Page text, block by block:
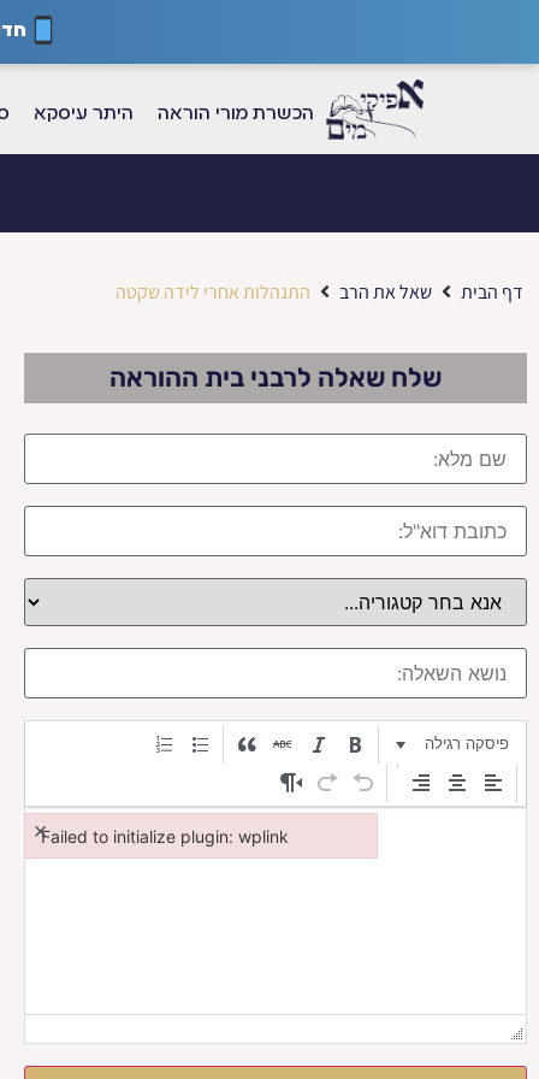
הכשרת מורי הוראה היתר עיסקא
דף הבית שאל את הרב התנהלות אחרי לידה שקטה
שלח שאלה לרבני בית ההוראה
פיסקה רגילה
Failed to initialize plugin: wplink
×
Failed to initialize plugin: wplink